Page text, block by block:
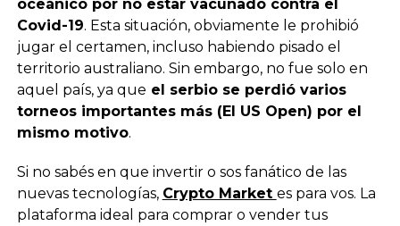
oceánico por no estar vacunado contra el
Covid-19. Esta situación, obviamente le prohibió
jugar el certamen, incluso habiendo pisado el
territorio australiano. Sin embargo, no fue solo en
aquel país, ya que el serbio se perdió varios
torneos importantes más (El US Open) por el
mismo motivo.
Si no sabés en que invertir o sos fanático de las
nuevas tecnologías, Crypto Market es para vos. La
plataforma ideal para comprar o vender tus